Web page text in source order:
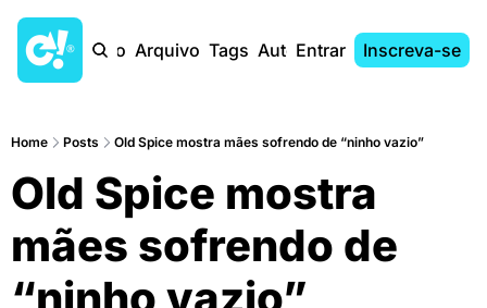
Início Arquivo Tags AutoresEntrar Inscreva-se
Home Posts Old Spice mostra mães sofrendo de “ninho vazio”
Old Spice mostra
mães sofrendo de